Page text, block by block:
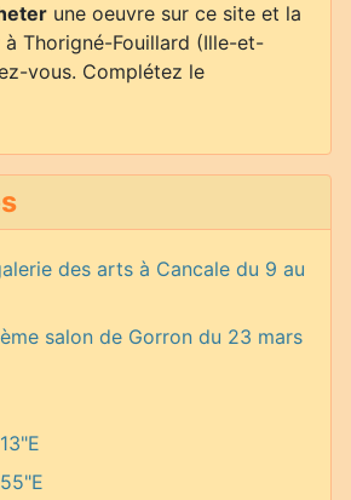
une oeuvre sur ce site et la
à Thorigné-Fouillard (Ille-et-
vous. Complétez le
des arts à Cancale du 9 au
salon de Gorron du 23 mars